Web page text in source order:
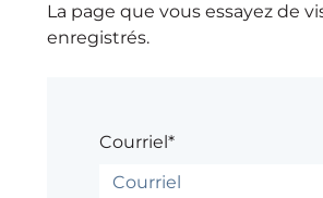
La page que vous essayez de
enregistrés.
Courriel*